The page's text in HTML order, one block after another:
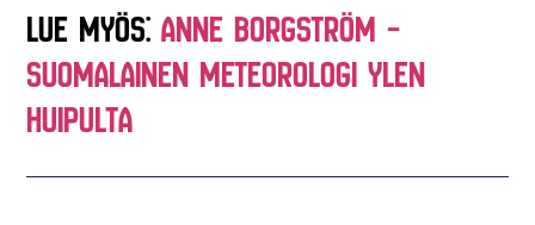
LUE MYÖS:Anne Borgström –
Suomalainen Meteorologi Ylen
Huipulta